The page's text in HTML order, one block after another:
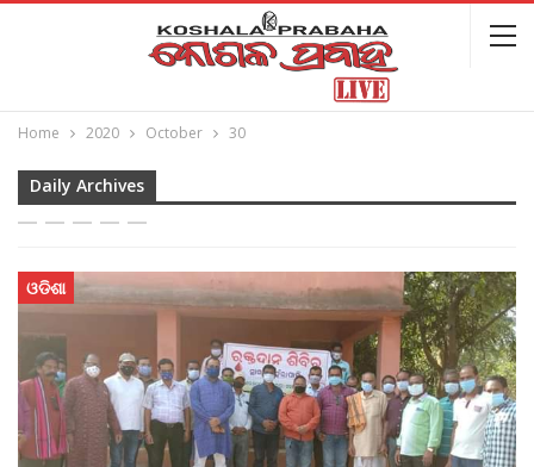
Home 2020 October 30
Daily Archives
ଓଡିଶା